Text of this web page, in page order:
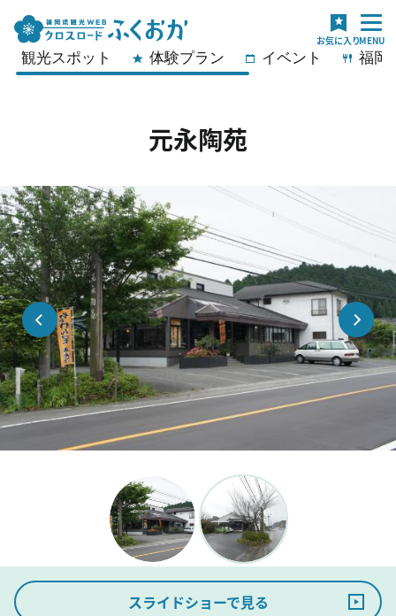
観光スポット 体験プラン イベント 福岡
元永陶苑
スライドショーで見る